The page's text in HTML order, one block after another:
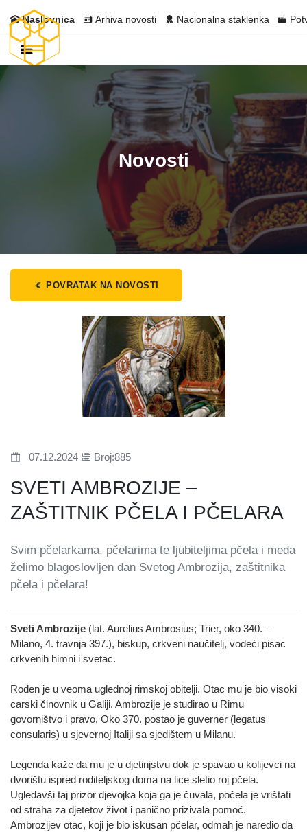
Naslovnica Arhiva novosti Nacionalna staklenka
Novosti
POVRATAK NA NOVOSTI
07.12.2024 Broj:885
SVETI AMBROZIJE –
ZAŠTITNIK PČELA I PČELARA
Svim pčelarkama, pčelarima te ljubiteljima pčela i meda
želimo blagoslovljen dan Svetog Ambrozija, zaštitnika
pčela i pčelara!
Sveti Ambrozije (lat. Aurelius Ambrosius; Trier, oko 340. –
Milano, 4. travnja 397.), biskup, crkveni naučitelj, vodeći pisac
crkvenih himni i svetac.
Rođen je u veoma uglednoj rimskoj obitelji. Otac mu je bio visoki
carski činovnik u Galiji. Ambrozije je studirao u Rimu
govorništvo i pravo. Oko 370. postao je guverner (legatus
consularis) u sjevernoj Italiji sa sjedištem u Milanu.
Legenda kaže da mu je u djetinjstvu dok je spavao u kolijevci na
dvorištu ispred roditeljskog doma na lice sletio roj pčela.
Ugledavši taj prizor djevojka koja ga je čuvala, počela je vrištati
od straha za djetetov život i panično prizivala pomoć.
Ambrozijev otac, koji je bio iskusan pčelar, odmah je naredio da